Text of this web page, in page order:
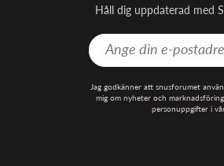
Håll dig uppdaterad med
Jag godkänner att snusforumet
mig om nyheter och
personuppgifter i